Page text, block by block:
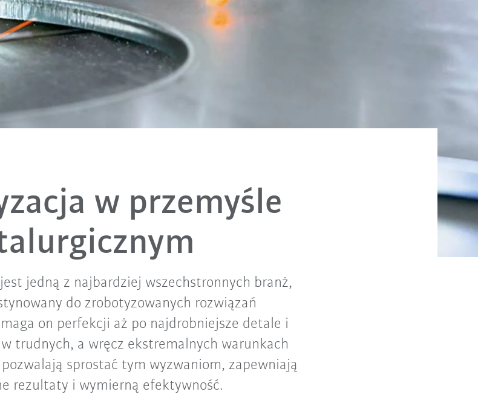
w przemyśle
jedną z najbardziej wszechstronnych branż,
do zrobotyzowanych rozwiązań
on perfekcji aż po najdrobniejsze detale i
trudnych, a wręcz ekstremalnych warunkach
pozwalają sprostać tym wyzwaniom, zapewniają
rezultaty i wymierną efektywność.